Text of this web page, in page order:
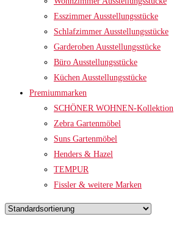
Esszimmer Ausstellungsstücke
Schlafzimmer Ausstellungsstücke
Garderoben Ausstellungsstücke
Büro Ausstellungsstücke
Küchen Ausstellungsstücke
Premiummarken
SCHÖNER WOHNEN-Kollektion
Zebra Gartenmöbel
Suns Gartenmöbel
Henders & Hazel
TEMPUR
Fissler & weitere Marken